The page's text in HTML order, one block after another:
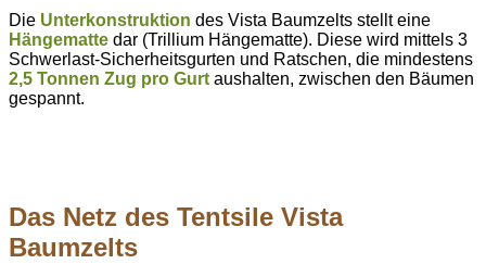
Die Unterkonstruktion des Vista Baumzelts stellt eine
Hängematte dar (Trillium Hängematte). Diese wird mittels 3
Schwerlast-Sicherheitsgurten und Ratschen, die mindestens
2,5 Tonnen Zug pro Gurt aushalten, zwischen den Bäumen
gespannt.
Das Netz des Tentsile Vista
Baumzelts